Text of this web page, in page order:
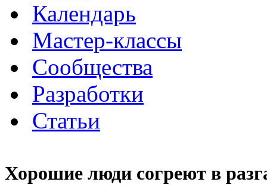
Календарь
Мастер-классы
Сообщества
Разработки
Статьи
Хорошие люди согреют в